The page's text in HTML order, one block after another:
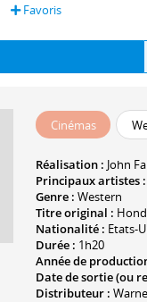
Favoris
Cinémas
Réalisation : John
Principaux artistes :
Genre : Western
Titre original :
Nationalité : Etats-
Durée : 1h20
Année de
Date de sortie (ou
Distributeur :